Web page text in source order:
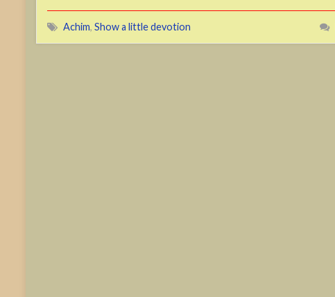
Achim, Show a little devotion